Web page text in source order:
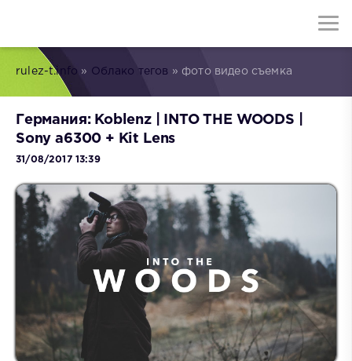
rulez-t.info » Облако тегов » фото видео съемка
Германия: Koblenz | INTO THE WOODS |
Sony a6300 + Kit Lens
31/08/2017 13:39